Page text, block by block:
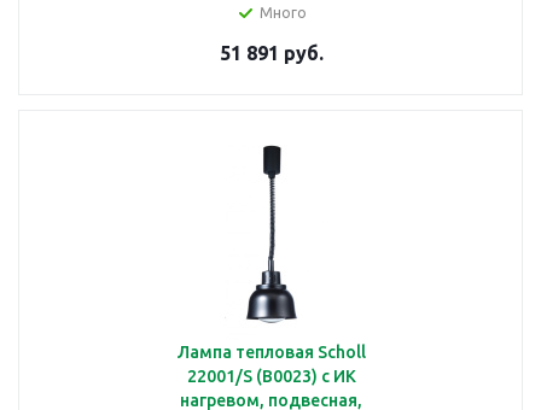
Много
51 891 руб.
Лампа тепловая Scholl
22001/S (B0023) с ИК
нагревом, подвесная,